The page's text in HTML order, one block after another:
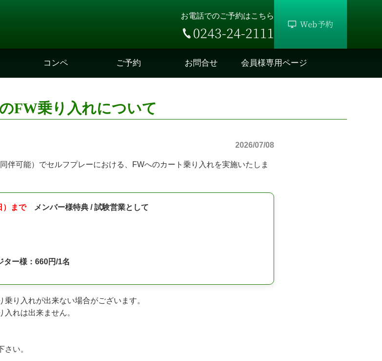
お電話でのご予約はこちら
コンペ ご予約 お問合せ 会員様専用ページ
FW乗り入れについて
2026/07/08
伴可能）でセルフプレーにおける、FWへのカート乗り入れを実施いたしま
）まで メンバー様特典 / 試験営業として
ー様：660円/1名
り入れが出来ない場合がございます。
れは出来ません。
い。